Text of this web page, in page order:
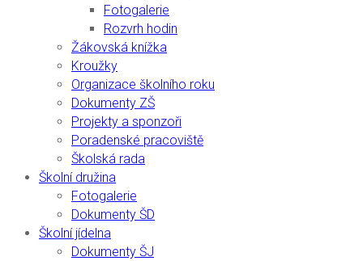
Fotogalerie
Rozvrh hodin
Žákovská knížka
Kroužky
Organizace školního roku
Dokumenty ZŠ
Projekty a sponzoři
Poradenské pracoviště
Školská rada
Školní družina
Fotogalerie
Dokumenty ŠD
Školní jídelna
Dokumenty ŠJ